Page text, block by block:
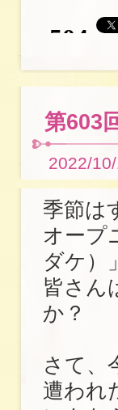
第603
2022/
季節は
オープ
ダケ）
皆さん
か？
さて、
遭われ